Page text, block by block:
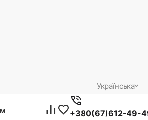
Українська
+380(67)612-49-